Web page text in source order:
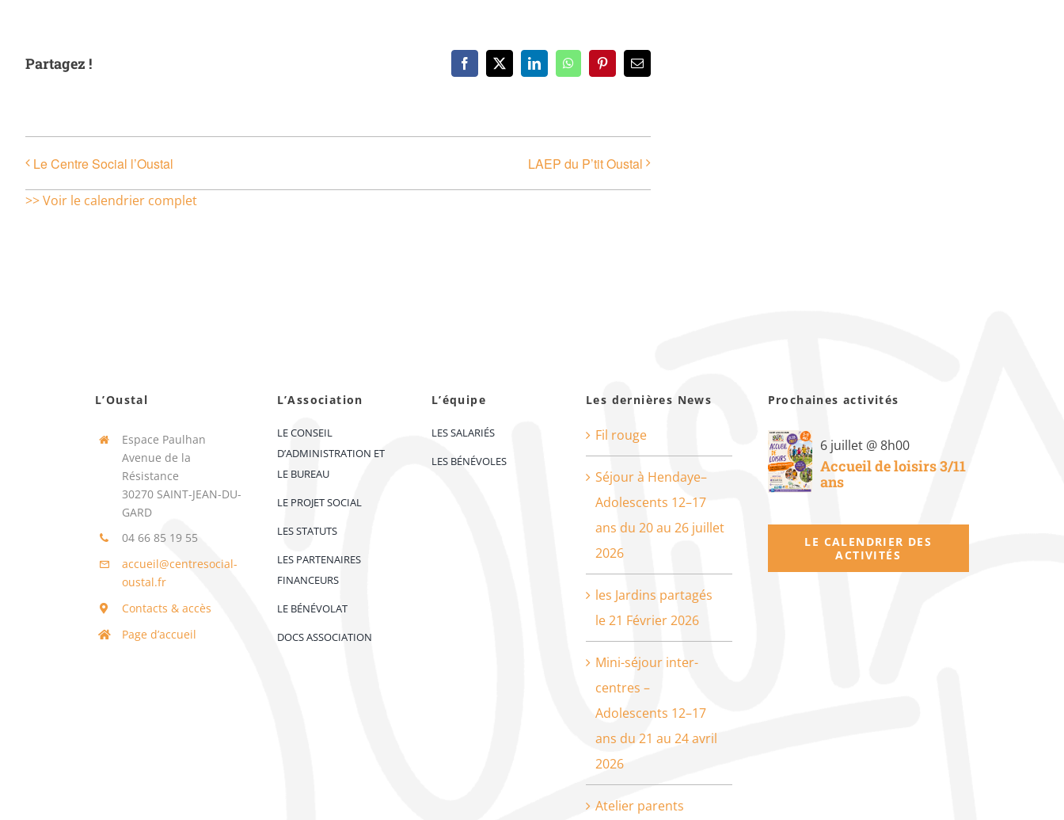
Partagez ! Facebook
X LinkedInWhatsAppPinterestEmail
Le Centre Social l’Oustal LAEP du P’tit Oustal
>> Voir le calendrier complet
L’Oustal
Espace Paulhan
Avenue de la
Résistance
30270 SAINT-JEAN-DU-
GARD
04 66 85 19 55
accueil@centresocial-
oustal.fr
Contacts & accès
Page d’accueil
L’Association
LE CONSEIL
D’ADMINISTRATION ET
LE BUREAU
LE PROJET SOCIAL
LES STATUTS
LES PARTENAIRES
FINANCEURS
LE BÉNÉVOLAT
DOCS ASSOCIATION
L’équipe
LES SALARIÉS
LES BÉNÉVOLES
Les dernières News
Fil rouge
Séjour à Hendaye–
Adolescents 12–17
ans du 20 au 26 juillet
2026
les Jardins partagés
le 21 Février 2026
Mini-séjour inter-
centres –
Adolescents 12–17
ans du 21 au 24 avril
2026
Atelier parents
Prochaines activités
6 juillet @ 8h00
Accueil de loisirs 3/11
ans
LE CALENDRIER DES
ACTIVITÉS